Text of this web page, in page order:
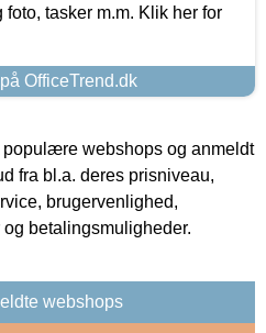
tasker m.m. Klik her for
OfficeTrend.dk
webshops og anmeldt
fra bl.a. deres prisniveau,
brugervenlighed,
betalingsmuligheder.
webshops